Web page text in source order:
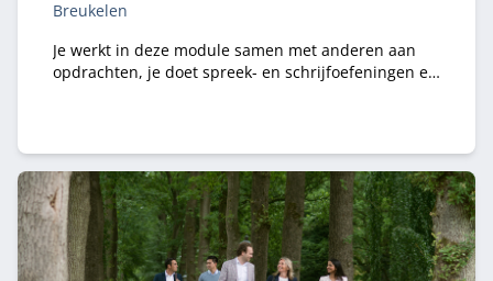
Breukelen
Je werkt in deze module samen met anderen aan
opdrachten, je doet spreek- en schrijfoefeningen en